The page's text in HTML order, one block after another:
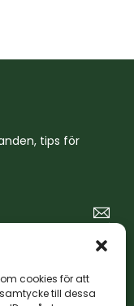
cookies för att
till dessa
tips för